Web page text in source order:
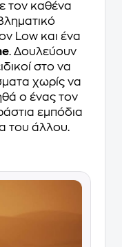
τον καθένα
Low και ένα
. Δουλεύουν
στο να
χωρίς να
ο ένας τον
εμπόδια
του άλλου.